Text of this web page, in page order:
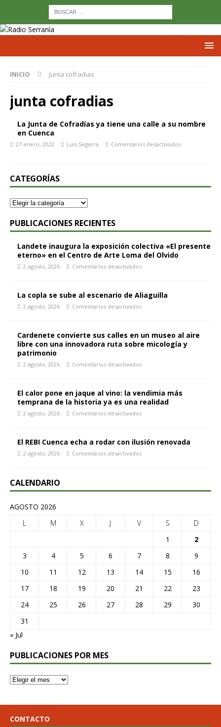
INICIO junta cofradias
junta cofradias
La Junta de Cofradías ya tiene una calle a su nombre
en Cuenca
27 enero, 2022 Luis Segarra Comentarios desactivados
CATEGORÍAS
PUBLICACIONES RECIENTES
Landete inaugura la exposición colectiva «El presente
eterno» en el Centro de Arte Loma del Olvido
2 agosto, 2026 Comentarios desactivados
La copla se sube al escenario de Aliaguilla
2 agosto, 2026 Comentarios desactivados
Cardenete convierte sus calles en un museo al aire
libre con una innovadora ruta sobre micología y
patrimonio
2 agosto, 2026 Comentarios desactivados
El calor pone en jaque al vino: la vendimia más
temprana de la historia ya es una realidad
2 agosto, 2026 Comentarios desactivados
El REBI Cuenca echa a rodar con ilusión renovada
2 agosto, 2026 Comentarios desactivados
CALENDARIO
AGOSTO 2026
L
M X J V S
D
1
2
3
4 5 6 7 8
9
10
11 12 13 14 15
16
17
18 19 20 21 22
23
24
25 26 27 28 29
30
31
« Jul
PUBLICACIONES POR MES
CONTACTO